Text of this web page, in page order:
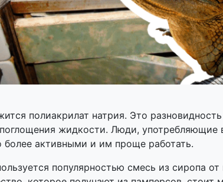
полиакрилат натрия. Это
жидкости. Люди, употребляющие
более активными и им проще работать.
популярностью смесь из сиропа